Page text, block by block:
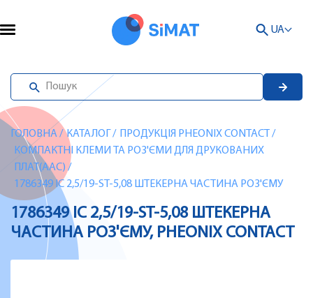
UA
ГОЛОВНА/ КАТАЛОГ / ПРОДУКЦІЯ PHEONIX CONTACT /
КОМПАКТНІ КЛЕМИ ТА РОЗ'ЄМИ ДЛЯ ДРУКОВАНИХ
ПЛАТ(AAC) /
1786349 IC 2,5/19-ST-5,08 ШТЕКЕРНА ЧАСТИНА РОЗ'ЄМУ
1786349 IC 2,5/19-ST-5,08 ШТЕКЕРНА
ЧАСТИНА РОЗ'ЄМУ, PHEONIX CONTACT